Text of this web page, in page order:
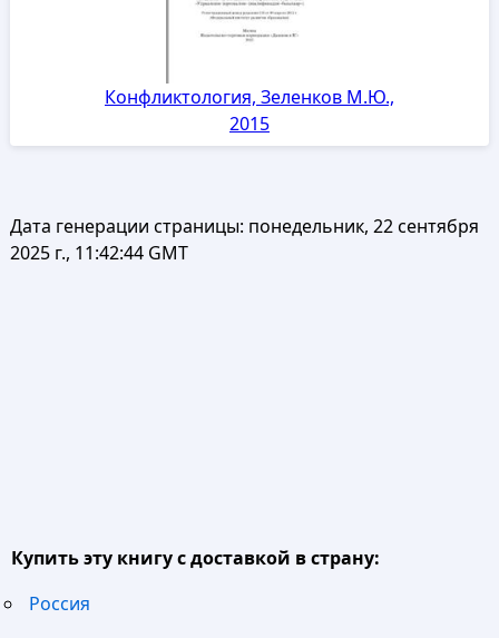
Конфликтология, Зеленков М.Ю.,
2015
Дата генерации страницы: понедельник, 22 сентября
2025 г., 11:42:44 GMT
Купить эту книгу с доставкой в страну:
Россия